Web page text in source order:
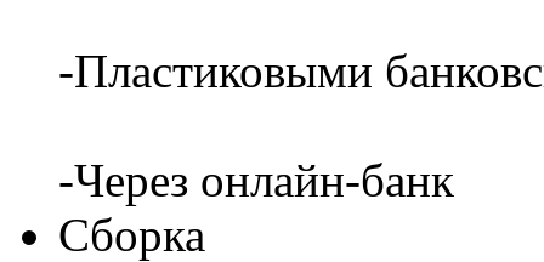
-Пластиковыми
-Через онлайн-банк
Сборка